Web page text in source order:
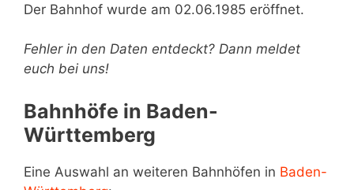
Der Bahnhof wurde am 02.06.1985 eröffnet.
Fehler in den Daten entdeckt? Dann meldet
euch bei uns!
Bahnhöfe in Baden-
Württemberg
Eine Auswahl an weiteren Bahnhöfen in Baden-